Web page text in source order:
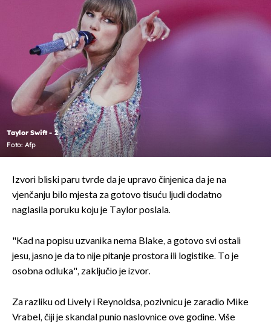
Taylor Swift - 2
Foto: Afp
Izvori bliski paru tvrde da je upravo činjenica da je na
vjenčanju bilo mjesta za gotovo tisuću ljudi dodatno
naglasila poruku koju je Taylor poslala.
"Kad na popisu uzvanika nema Blake, a gotovo svi ostali
jesu, jasno je da to nije pitanje prostora ili logistike. To je
osobna odluka", zaključio je izvor.
Za razliku od Lively i Reynoldsa, pozivnicu je zaradio Mike
Vrabel, čiji je skandal punio naslovnice ove godine. Više